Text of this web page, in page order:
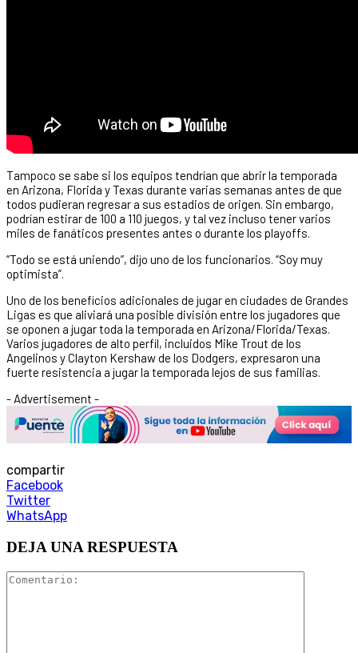
Tampoco se sabe si los equipos tendrían que abrir la temporada
en Arizona, Florida y Texas durante varias semanas antes de que
todos pudieran regresar a sus estadios de origen. Sin embargo,
podrían estirar de 100 a 110 juegos, y tal vez incluso tener varios
miles de fanáticos presentes antes o durante los playoffs.
“Todo se está uniendo”, dijo uno de los funcionarios. “Soy muy
optimista”.
Uno de los beneficios adicionales de jugar en ciudades de Grandes
Ligas es que aliviará una posible división entre los jugadores que
se oponen a jugar toda la temporada en Arizona/Florida/Texas.
Varios jugadores de alto perfil, incluidos Mike Trout de los
Angelinos y Clayton Kershaw de los Dodgers, expresaron una
fuerte resistencia a jugar la temporada lejos de sus familias.
- Advertisement -
compartir
Facebook
Twitter
WhatsApp
DEJA UNA RESPUESTA